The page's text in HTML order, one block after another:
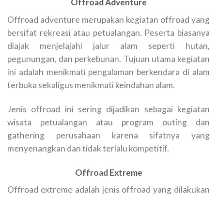
Offroad Adventure
Offroad adventure merupakan kegiatan offroad yang
bersifat rekreasi atau petualangan. Peserta biasanya
diajak menjelajahi jalur alam seperti hutan,
pegunungan, dan perkebunan. Tujuan utama kegiatan
ini adalah menikmati pengalaman berkendara di alam
terbuka sekaligus menikmati keindahan alam.
Jenis offroad ini sering dijadikan sebagai kegiatan
wisata petualangan atau program outing dan
gathering perusahaan karena sifatnya yang
menyenangkan dan tidak terlalu kompetitif.
Offroad Extreme
Offroad extreme adalah jenis offroad yang dilakukan